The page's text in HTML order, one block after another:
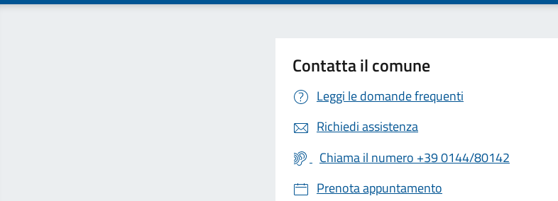
Contatta il comune
Leggi le domande frequenti
Richiedi assistenza
Chiama il numero +39 0144/80142
Prenota appuntamento